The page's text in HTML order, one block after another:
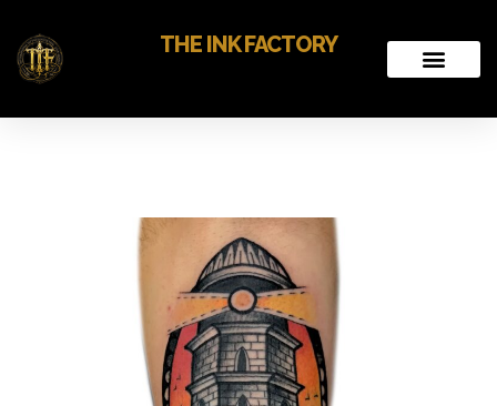
THE INK FACTORY